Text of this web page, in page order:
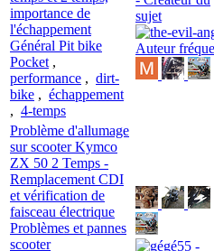
importance de
l'échappement
Général Pit bike
Pocket ,
performance , dirt-
bike , échappement
, 4-temps
Problème d'allumage
sur scooter Kymco
ZX 50 2 Temps -
Remplacement CDI
et vérification de
faisceau électrique
Problèmes et pannes
scooter